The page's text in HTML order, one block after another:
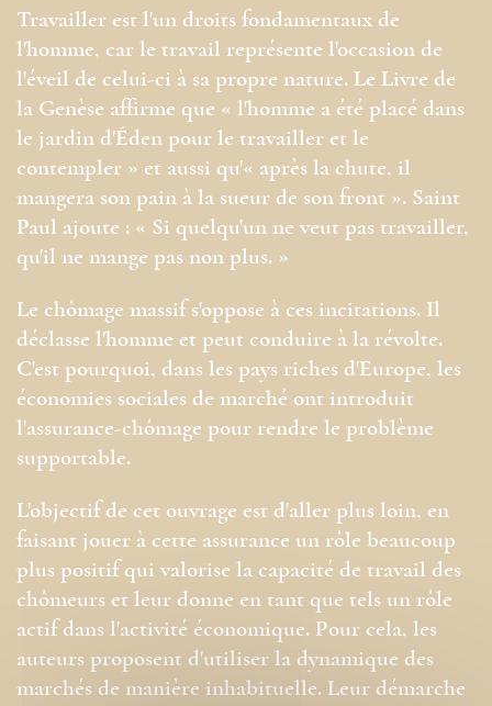
Travailler est l'un droits fondamentaux de
l'homme, car le travail représente l'occasion de
l'éveil de celui-ci à sa propre nature. Le Livre de
la Genèse affirme que « l'homme a été placé dans
le jardin d'Éden pour le travailler et le
contempler » et aussi qu'« après la chute, il
mangera son pain à la sueur de son front ». Saint
Paul ajoute : « Si quelqu'un ne veut pas travailler,
qu'il ne mange pas non plus. »
Le chômage massif s'oppose à ces incitations. Il
déclasse l'homme et peut conduire à la révolte.
C'est pourquoi, dans les pays riches d'Europe, les
économies sociales de marché ont introduit
l'assurance-chômage pour rendre le problème
supportable.
L'objectif de cet ouvrage est d'aller plus loin, en
faisant jouer à cette assurance un rôle beaucoup
plus positif qui valorise la capacité de travail des
chômeurs et leur donne en tant que tels un rôle
actif dans l'activité économique. Pour cela, les
auteurs proposent d'utiliser la dynamique des
marchés de manière inhabituelle. Leur démarche